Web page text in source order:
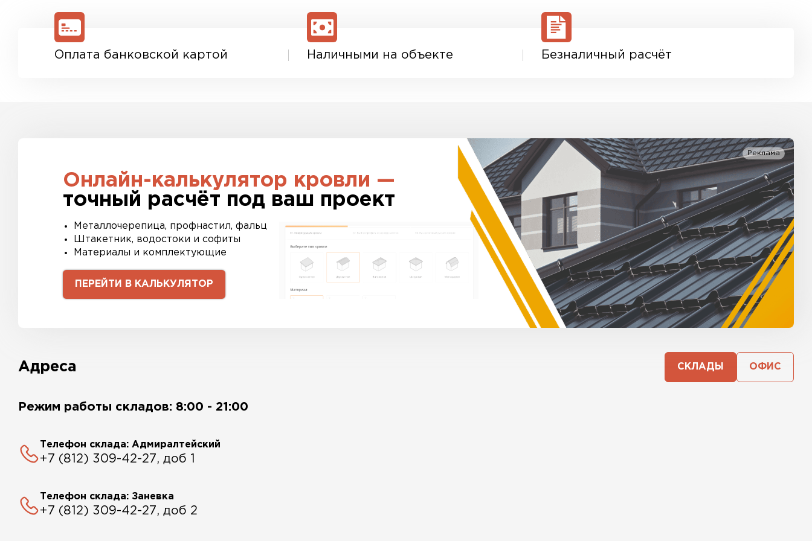
Оплата банковской картой Наличными на объекте Безналичный расчёт
Реклама
Онлайн-калькулятор кровли —
точный расчёт под ваш проект
Металлочерепица, профнастил, фальц
Штакетник, водостоки и софиты
Материалы и комплектующие
ПЕРЕЙТИ В КАЛЬКУЛЯТОР
Адреса СКЛАДЫ ОФИС
Режим работы складов: 8:00 - 21:00
Телефон склада: Адмиралтейский
+7 (812) 309-42-27, доб 1
Телефон склада: Заневка
+7 (812) 309-42-27, доб 2